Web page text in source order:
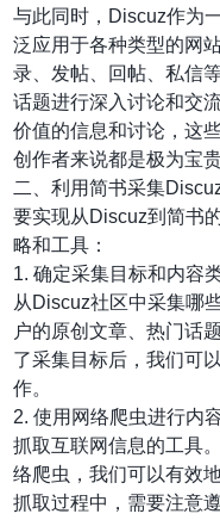
与此同时，Discuz作为
泛应用于各种类型的网
录、发帖、回帖、私信
话题进行深入讨论和交
价值的信息和讨论，这
创作者来说都是极为宝贵
二、利用简书采集
要实现从Discuz到简书
略和工具：
1. 确定采集目标和内容
从Discuz社区中采集哪
户的原创文章、热门话
了采集目标后，我们可
作。
2. 使用网络爬虫进行内
抓取互联网信息的工具
络爬虫，我们可以有效
抓取过程中，需要注意